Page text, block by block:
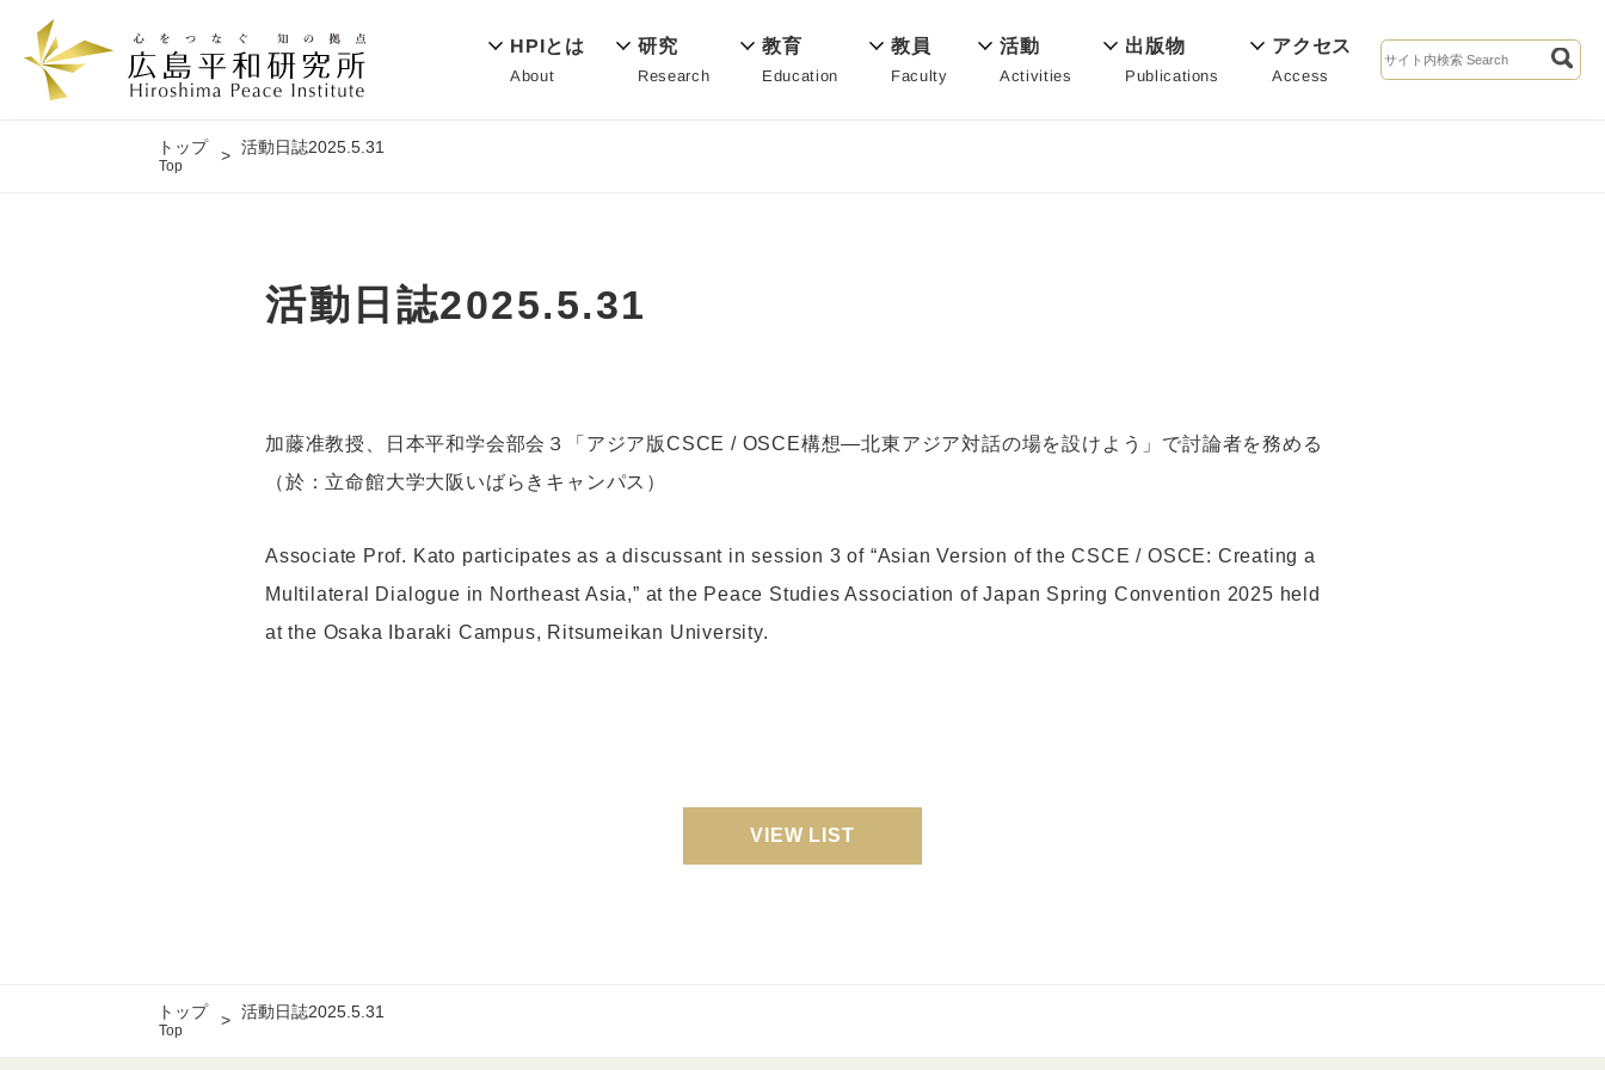
HPIとは
About
研究
Research
教育
Education
教員
Faculty
活動
Activities
出版物
Publications
アクセス
Access
トップ
Top
活動日誌2025.5.31
活動日誌2025.5.31
加藤准教授、日本平和学会部会３「アジア版CSCE / OSCE構想—北東アジア対話の場を設けよう」で討論者を務める
（於：立命館大学大阪いばらきキャンパス）
Associate Prof. Kato participates as a discussant in session 3 of “Asian Version of the CSCE / OSCE: Creating a
Multilateral Dialogue in Northeast Asia,” at the Peace Studies Association of Japan Spring Convention 2025 held
at the Osaka Ibaraki Campus, Ritsumeikan University.
VIEW LIST
トップ
Top
活動日誌2025.5.31